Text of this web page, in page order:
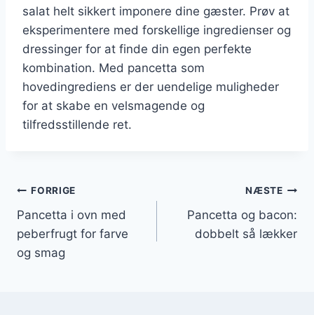
salat helt sikkert imponere dine gæster. Prøv at
eksperimentere med forskellige ingredienser og
dressinger for at finde din egen perfekte
kombination. Med pancetta som
hovedingrediens er der uendelige muligheder
for at skabe en velsmagende og
tilfredsstillende ret.
Indlægsnavigation
FORRIGE
Pancetta i ovn med
peberfrugt for farve
og smag
NÆSTE
Pancetta og bacon:
dobbelt så lækker